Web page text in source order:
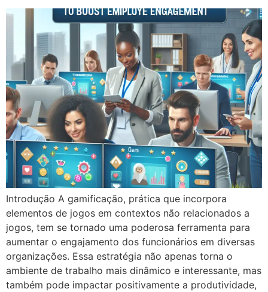
Introdução A gamificação, prática que incorpora
elementos de jogos em contextos não relacionados a
jogos, tem se tornado uma poderosa ferramenta para
aumentar o engajamento dos funcionários em diversas
organizações. Essa estratégia não apenas torna o
ambiente de trabalho mais dinâmico e interessante, mas
também pode impactar positivamente a produtividade,